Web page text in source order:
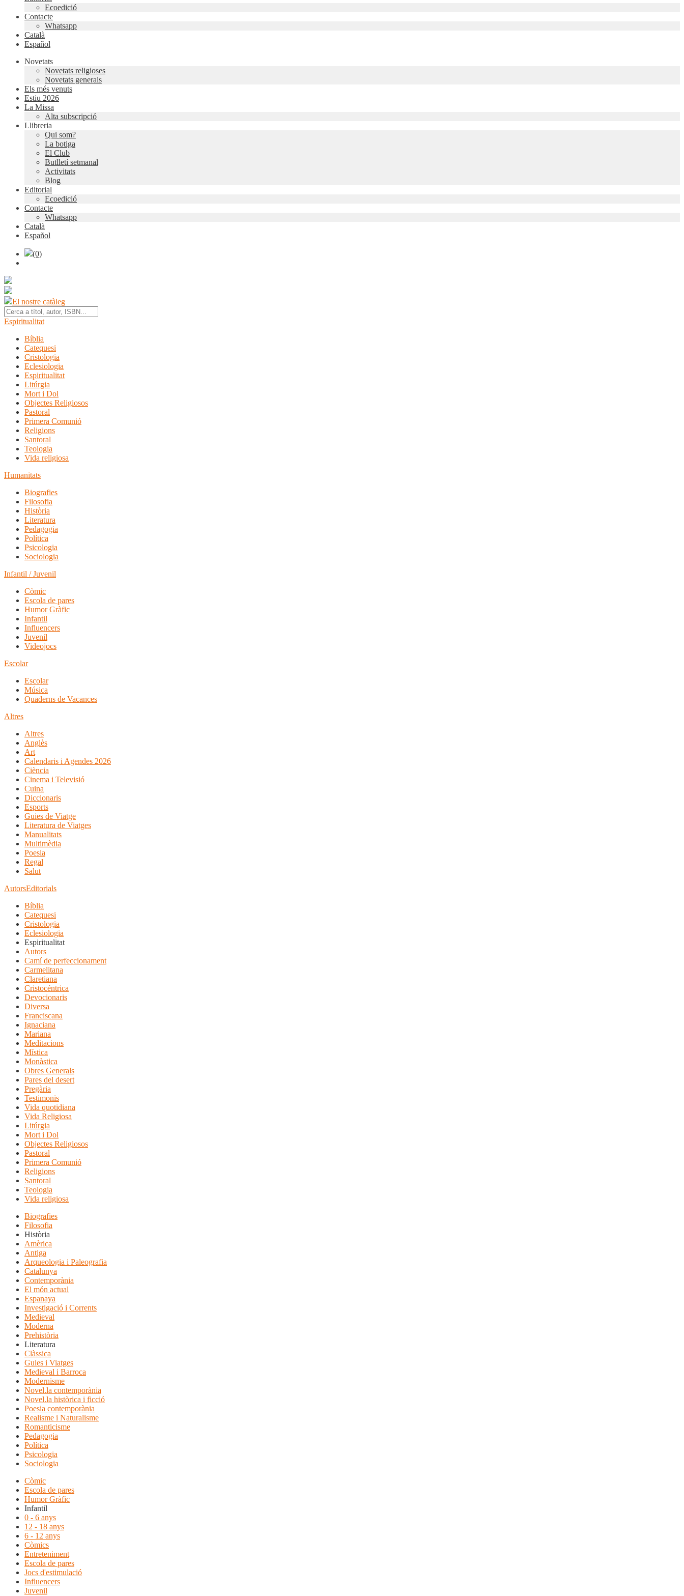
Ecoedició
Contacte
Whatsapp
Català
Español
Novetats
Novetats religioses
Novetats generals
Els més venuts
Estiu 2026
La Missa
Alta subscripció
Llibreria
Qui som?
La botiga
El Club
Butlletí setmanal
Activitats
Blog
Editorial
Ecoedició
Contacte
Whatsapp
Català
Español
(0)
El nostre catàleg
Espiritualitat
Bíblia
Catequesi
Cristologia
Eclesiologia
Espiritualitat
Litúrgia
Mort i Dol
Objectes Religiosos
Pastoral
Primera Comunió
Religions
Santoral
Teologia
Vida religiosa
Humanitats
Biografies
Filosofia
Història
Literatura
Pedagogia
Política
Psicologia
Sociologia
Infantil / Juvenil
Còmic
Escola de pares
Humor Gràfic
Infantil
Influencers
Juvenil
Videojocs
Escolar
Escolar
Música
Quaderns de Vacances
Altres
Altres
Anglès
Art
Calendaris i Agendes 2026
Ciència
Cinema i Televisió
Cuina
Diccionaris
Esports
Guies de Viatge
Literatura de Viatges
Manualitats
Multimèdia
Poesia
Regal
Salut
AutorsEditorials
Bíblia
Catequesi
Cristologia
Eclesiologia
Espiritualitat
Autors
Camí de perfeccionament
Carmelitana
Claretiana
Cristocéntrica
Devocionaris
Diversa
Franciscana
Ignaciana
Mariana
Meditacions
Mística
Monàstica
Obres Generals
Pares del desert
Pregària
Testimonis
Vida quotidiana
Vida Religiosa
Litúrgia
Mort i Dol
Objectes Religiosos
Pastoral
Primera Comunió
Religions
Santoral
Teologia
Vida religiosa
Biografies
Filosofia
Història
Amèrica
Antiga
Arqueologia i Paleografia
Catalunya
Contemporània
El món actual
Espanaya
Investigació i Corrents
Medieval
Moderna
Prehistòria
Literatura
Clàssica
Guies i Viatges
Medieval i Barroca
Modernisme
Novel.la contemporània
Novel.la històrica i ficció
Poesia contemporània
Realisme i Naturalisme
Romanticisme
Pedagogia
Política
Psicologia
Sociologia
Còmic
Escola de pares
Humor Gràfic
Infantil
0 - 6 anys
12 - 18 anys
6 - 12 anys
Còmics
Entreteniment
Escola de pares
Jocs d'estimulació
Influencers
Juvenil